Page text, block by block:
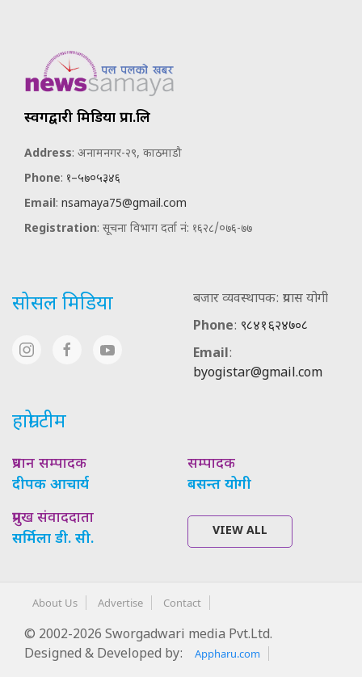
स्वर्गद्वारी मिडिया प्रा.लि
Address: अनामनगर-२९, काठमाडौ
Phone: १–५७०५३४६
Email: nsamaya75@gmail.com
Registration: सूचना विभाग दर्ता नं: १६२८/०७६-७७
सोसल मिडिया
बजार व्यवस्थापक: प्रयास योगी
Phone: ९८४१६२४७०८
Email:
byogistar@gmail.com
हाम्रो टीम
प्रधान सम्पादक
दीपक आचार्य
सम्पादक
बसन्त योगी
प्रमुख संवाददाता
सर्मिला डी. सी.
VIEW ALL
About Us Advertise Contact
© 2002-2026 Sworgadwari media Pvt.Ltd.
Designed & Developed by:
Appharu.com